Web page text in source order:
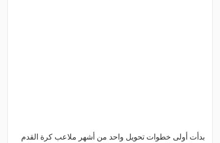
بدأت أولى خطوات تحويل واحد من أشهر ملاعب كرة القدم